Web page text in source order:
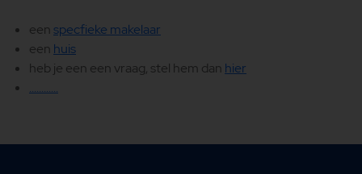
eenspecfieke makelaar
een huis
heb je een een vraag, stel hem dan hier
............